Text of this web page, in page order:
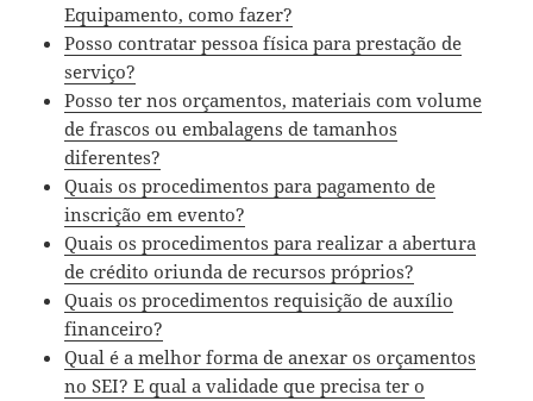
Equipamento, como fazer?
Posso contratar pessoa física para prestação de
serviço?
Posso ter nos orçamentos, materiais com volume
de frascos ou embalagens de tamanhos
diferentes?
Quais os procedimentos para pagamento de
inscrição em evento?
Quais os procedimentos para realizar a abertura
de crédito oriunda de recursos próprios?
Quais os procedimentos requisição de auxílio
financeiro?
Qual é a melhor forma de anexar os orçamentos
no SEI? E qual a validade que precisa ter o